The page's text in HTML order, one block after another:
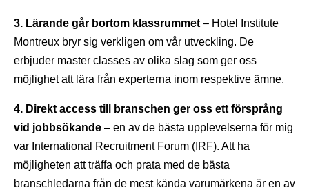
3. Lärande går bortom klassrummet – Hotel Institute
Montreux bryr sig verkligen om vår utveckling. De
erbjuder master classes av olika slag som ger oss
möjlighet att lära från experterna inom respektive ämne.
4. Direkt access till branschen ger oss ett försprång
vid jobbsökande – en av de bästa upplevelserna för mig
var International Recruitment Forum (IRF). Att ha
möjligheten att träffa och prata med de bästa
branschledarna från de mest kända varumärkena är en av